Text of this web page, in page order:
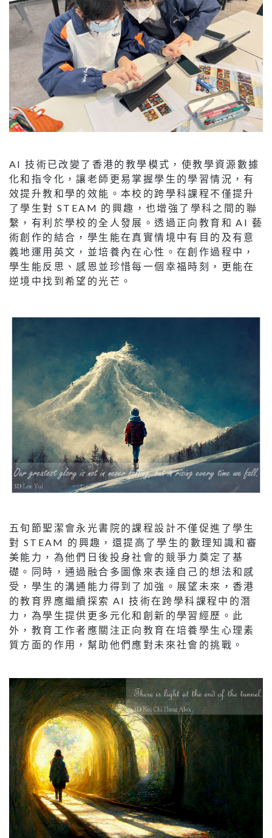
AI 技術已改變了香港的教學模式，使教學資源數據
化和指令化，讓老師更易掌握學生的學習情況，有
效提升教和學的效能。本校的跨學科課程不僅提升
了學生對 STEAM 的興趣，也增強了學科之間的聯
繫，有利於學校的全人發展。透過正向教育和 AI 藝
術創作的結合，學生能在真實情境中有目的及有意
義地運用英文，並培養內在心性。在創作過程中，
學生能反思、感恩並珍惜每一個幸福時刻，更能在
逆境中找到希望的光芒。
五旬節聖潔會永光書院的課程設計不僅促進了學生
對 STEAM 的興趣，還提高了學生的數理知識和審
美能力，為他們日後投身社會的競爭力奠定了基
礎。同時，通過融合多圖像來表達自己的想法和感
受，學生的溝通能力得到了加強。展望未來，香港
的教育界應繼續探索 AI 技術在跨學科課程中的潛
力，為學生提供更多元化和創新的學習經歷。此
外，教育工作者應關注正向教育在培養學生心理素
質方面的作用，幫助他們應對未來社會的挑戰。